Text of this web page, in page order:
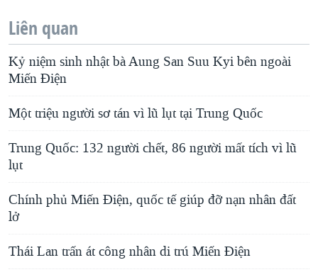
Liên quan
Kỷ niệm sinh nhật bà Aung San Suu Kyi bên ngoài
Miến Điện
Một triệu người sơ tán vì lũ lụt tại Trung Quốc
Trung Quốc: 132 người chết, 86 người mất tích vì lũ
lụt
Chính phủ Miến Điện, quốc tế giúp đỡ nạn nhân đất
lở
Thái Lan trấn át công nhân di trú Miến Ðiện